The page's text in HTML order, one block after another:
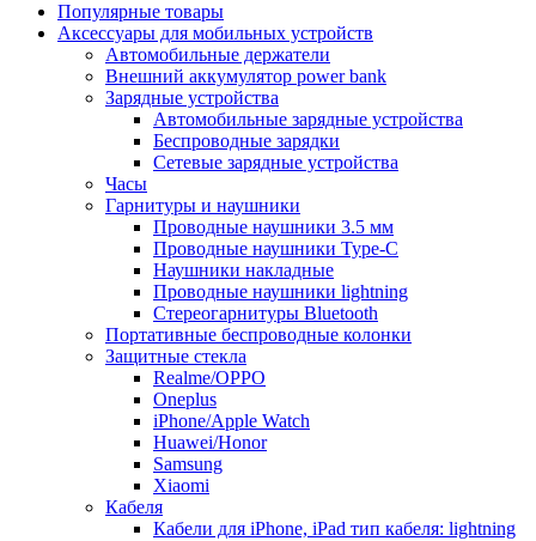
Популярные товары
Аксессуары для мобильных устройств
Автомобильные держатели
Внешний аккумулятор power bank
Зарядные устройства
Автомобильные зарядные устройства
Беспроводные зарядки
Сетевые зарядные устройства
Часы
Гарнитуры и наушники
Проводные наушники 3.5 мм
Проводные наушники Type-C
Наушники накладные
Проводные наушники lightning
Стереогарнитуры Bluetooth
Портативные беспроводные колонки
Защитные стекла
Realme/OPPO
Oneplus
iPhone/Apple Watch
Huawei/Honor
Samsung
Xiaomi
Кабеля
Кабели для iPhone, iPad тип кабеля: lightning